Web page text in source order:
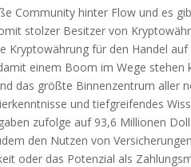
Community hinter Flow und es
stolzer Besitzer von
Kryptowährung für den Handel
einem Boom im Wege
das größte Binnenzentrum aller
und tiefgreifendes
zufolge auf 93,6 Millionen
den Nutzen von
oder das Potenzial als